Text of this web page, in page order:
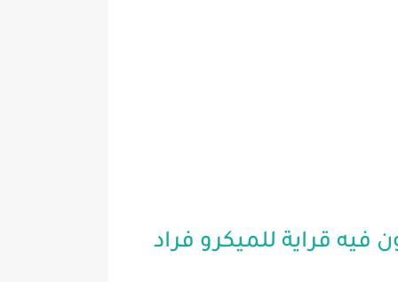
فيه قراية للميكرو فراد